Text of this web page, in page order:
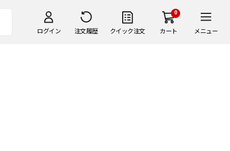
ログイン 注文履歴 クイック注文
0
カート メニュー